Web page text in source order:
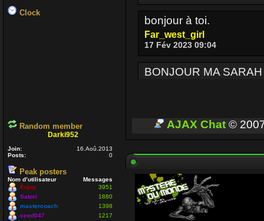
Clock
Random member
Darki952
Join:
16.Aoû.2013
Posts:
0
Peak posters
Nom d’utilisateur
Messages
Enjoy
3951
Satori
1880
mastercoach
1398
ceed047
1217
bonjour à toi.
Far_west_girl
17 Fév 2023 09:04
BONJOUR MA SARAH
BONJOUR A TOUT
Enjoy
Je passe parfois
Un
voir si ceux qui sont
Nounours
19 Avr 2021 09:33
AJAX Chat ©